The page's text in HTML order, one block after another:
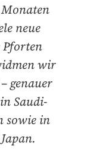
neue
Pforten
wir
genauer
Saudi-
sowie in